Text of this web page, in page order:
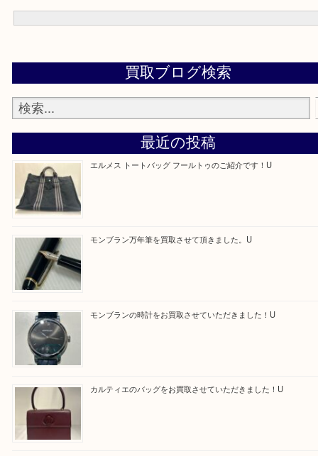
買取専門店「大吉 アル・プラザ京田辺店」に依頼してよかったと
るよう一点一点を丁寧に査定いたします！
Facebook
Twitter
エルメス トートバッグ フールトゥのご紹介です！U